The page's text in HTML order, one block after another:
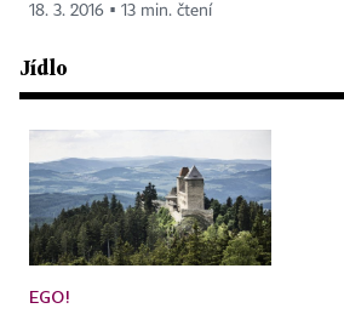
18. 3. 2016 ▪ 13 min. čtení
Jídlo
EGO!